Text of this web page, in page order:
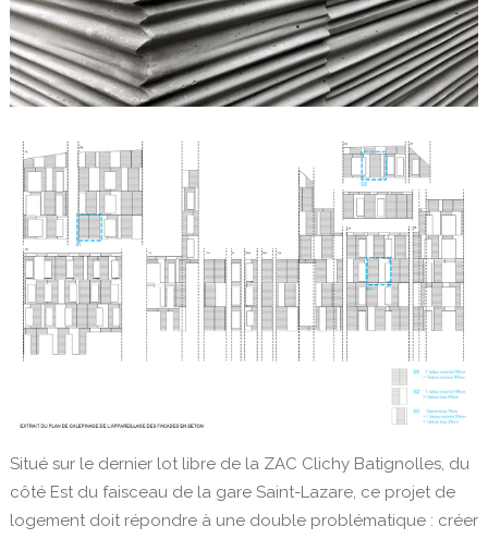
Situé sur le dernier lot libre de la ZAC Clichy Batignolles, du
côté Est du faisceau de la gare Saint-Lazare, ce projet de
logement doit répondre à une double problématique : créer